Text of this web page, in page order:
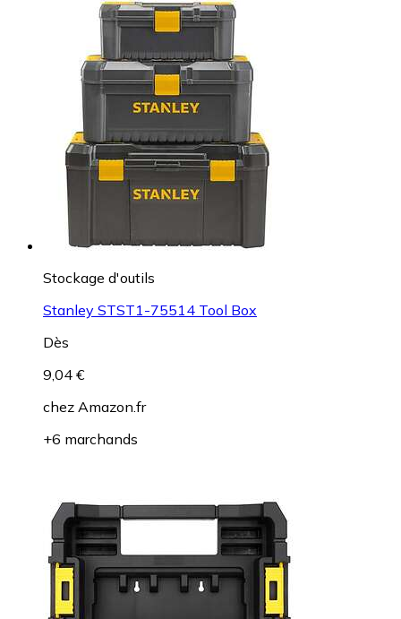
Stockage d'outils
Stanley STST1-75514 Tool Box
Dès
9,04 €
chez Amazon.fr
+6 marchands